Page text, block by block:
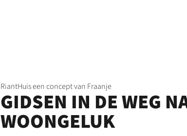
RiantHuis een concept van Fraanje
GIDSEN IN DE WEG
WOONGELUK